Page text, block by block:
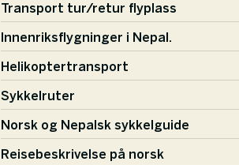
Transport tur/retur flyplass
Innenriksflygninger i Nepal.
Helikoptertransport
Sykkelruter
Norsk og Nepalsk sykkelguide
Reisebeskrivelse på norsk